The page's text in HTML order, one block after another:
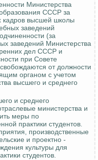
Министерства
СССР за
кадров высшей школы
заведений
(за
заведений Министерства
дел СССР и
при Совете
от должности
органом с учетом
высшего и среднего
и среднего
министерства и
меры по
практики студентов.
производственные
и проектно -
культуры для
студентов.